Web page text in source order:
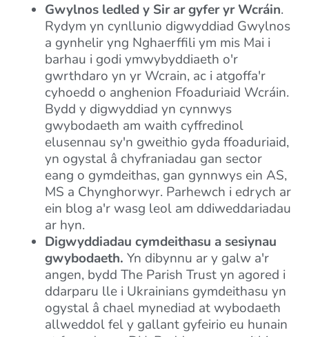
Gwylnos ledled y Sir ar gyfer yr Wcráin.
Rydym yn cynllunio digwyddiad Gwylnos
a gynhelir yng Nghaerffili ym mis Mai i
barhau i godi ymwybyddiaeth o'r
gwrthdaro yn yr Wcrain, ac i atgoffa'r
cyhoedd o anghenion Ffoaduriaid Wcráin.
Bydd y digwyddiad yn cynnwys
gwybodaeth am waith cyffredinol
elusennau sy'n gweithio gyda ffoaduriaid,
yn ogystal â chyfraniadau gan sector
eang o gymdeithas, gan gynnwys ein AS,
MS a Chynghorwyr. Parhewch i edrych ar
ein blog a'r wasg leol am ddiweddariadau
ar hyn.
Digwyddiadau cymdeithasu a sesiynau
gwybodaeth. Yn dibynnu ar y galw a'r
angen, bydd The Parish Trust yn agored i
ddarparu lle i Ukrainians gymdeithasu yn
ogystal â chael mynediad at wybodaeth
allweddol fel y gallant gyfeirio eu hunain